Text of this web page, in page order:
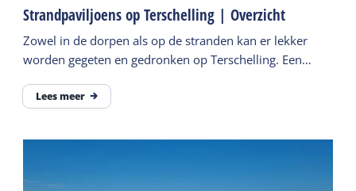
Strandpaviljoens op Terschelling | Overzicht
Zowel in de dorpen als op de stranden kan er lekker
worden gegeten en gedronken op Terschelling. Een
Lees meer